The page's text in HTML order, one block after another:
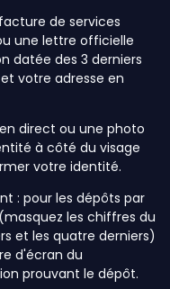
de services
une lettre officielle
datée des 3 derniers
votre adresse en
direct ou une photo
à côté du visage
votre identité.
: pour les dépôts par
les chiffres du
et les quatre derniers)
d'écran du
prouvant le dépôt.